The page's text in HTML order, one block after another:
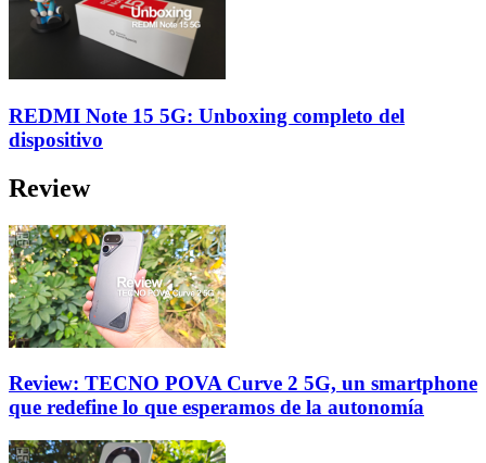
REDMI Note 15 5G: Unboxing completo del
dispositivo
Review
Review: TECNO POVA Curve 2 5G, un smartphone
que redefine lo que esperamos de la autonomía